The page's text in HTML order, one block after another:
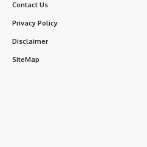
Contact Us
Privacy Policy
Disclaimer
SiteMap